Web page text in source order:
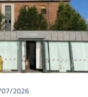
2026